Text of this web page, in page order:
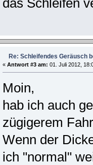
das Schleifen
Re: Schleifendes Geräusch
« Antwort #3 am: 01. Juli 2012,
Moin,
hab ich auch
zügigerem
Wenn der
ich "normal"